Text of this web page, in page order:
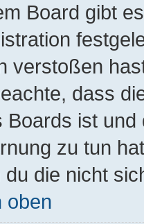
Board gibt
verstoßen
dass
Boards ist
zu tun
du die nicht
oben